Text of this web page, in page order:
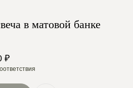
в матовой банке
₽